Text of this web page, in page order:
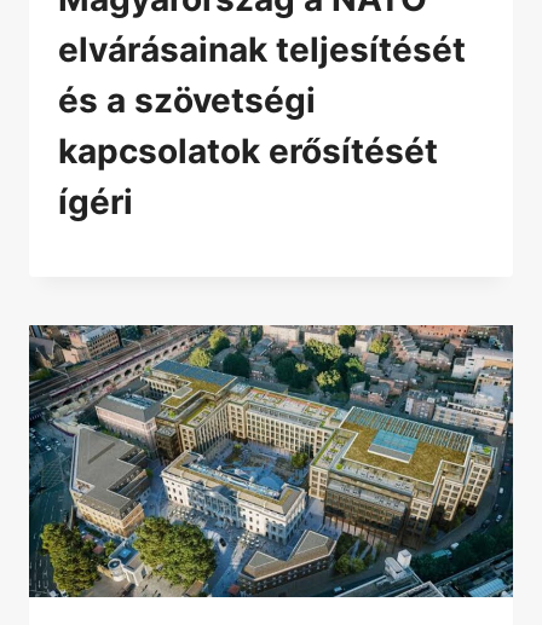
elvárásainak teljesítését
és a szövetségi
kapcsolatok erősítését
ígéri